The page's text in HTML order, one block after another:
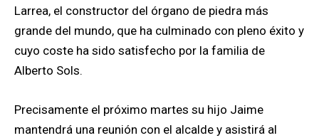
Larrea, el constructor del órgano de piedra más
grande del mundo, que ha culminado con pleno éxito y
cuyo coste ha sido satisfecho por la familia de
Alberto Sols.
Precisamente el próximo martes su hijo Jaime
mantendrá una reunión con el alcalde y asistirá al